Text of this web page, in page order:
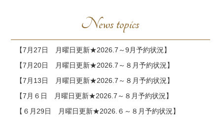
News topics
【7月27日 月曜日更新★2026.7～9月予約状況】
【7月20日 月曜日更新★2026.7～８月予約状況】
【7月13日 月曜日更新★2026.7～８月予約状況】
【7月６日 月曜日更新★2026.7～８月予約状況】
【６月29日 月曜日更新★2026.６～８月予約状況】